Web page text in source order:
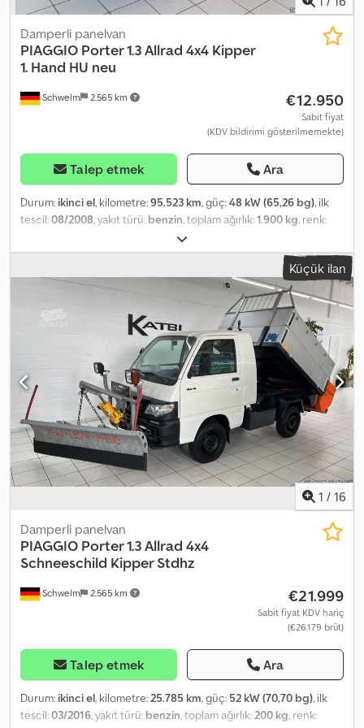
Schwelm 2.565 km
Damperli panelvan
PIAGGIO Porter 1.3 Allrad 4x4 Kipper
1. Hand HU neu
€12.950
Sabit fiyat
(KDV bildirimi gösterilmemekte)
Talep etmek Ara
Durum: ikinci el, kilometre:95.523 km, güç:48 kW (65,26 bg), ilk
tescil:08/2008, yakıt türü: benzin, toplam ağırlık:1.900 kg, renk:
, emisyon sınıfı:
toplam uzunluk:3.535 mm, toplam genişlik:1.460 mm, toplam
, Araç Numarası: 10
* Sigara içilmemiş araç * İlk sahibi ---- * Dört çeker (4x4) * Hidrolik
direksiyon * ABS * Frenli çekme kapasitesi 600 kg * Muayenesi
yeni * Periyodik bakımı yeni * HSN (2.1) 4013 ---- İsteğiniz üzerine
bir serviste test sürüşü ve araç gösterimi yapılabilir. ----96 aya
kadar, peşinatsız ve cazip koşullarda finansman imkanı
mevcuttur!!!! ---- Chsdpfx Aszq Euxei Iea Mevcut aracınızı peşinat
olarak kabul ederiz! ---- Hatalar, yazım hataları ve önceden satış
ihtimali saklıdır... ---- 30 yılı aşkın deneyime sahip otomobil satış
yerinden kaliteli ikinci el araç!!! ----Çalışma Saatleri: Pazartesi-
Cuma 10:00 - 18:00 ve Cumartesi 10:00 - 14:00
Küçük ilan
1 / 16
Schwelm 2.565 km
Damperli panelvan
PIAGGIO Porter 1.3 Allrad 4x4
Schneeschild Kipper Stdhz
€21.999
Sabit fiyat KDV hariç
(€26.179 brüt)
Talep etmek Ara
Durum: ikinci el, kilometre:25.785 km, güç: 52 kW (70,70 bg), ilk
tescil:03/2016, yakıt türü: benzin, toplam ağırlık:200 kg, renk: